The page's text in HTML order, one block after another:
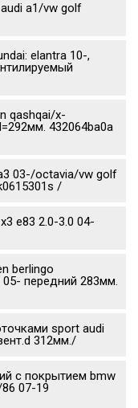
a1/vw golf
elantra 10-,
qashqai/x-
432064ba0a
03-/octavia/vw golf
/
e83 2.0-3.0 04-
berlingo
передний 283мм.
sport audi
312мм./
с покрытием bmw
07-19